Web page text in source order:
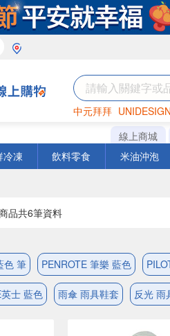
中元拜拜 UNIDESIGN
巧克力 衛生紙
線上商城
冷凍 飲料零食 米油沖泡
品共6筆資料
色 筆 PENROTE 筆樂 藍色
士 藍色 雨傘 雨具鞋套 反光 雨